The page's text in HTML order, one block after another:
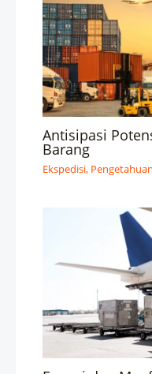
Antisipasi
Barang
Ekspedisi, Pengetahuan